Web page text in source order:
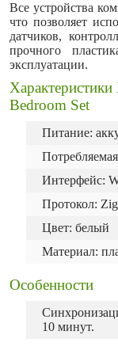
Все устройства
что позволяет
датчиков,
прочного
эксплуатации.
Bedroom Set
Питание:
Интерфейс:
Протокол:
Цвет: белый
Материал:
Особенности
10 минут.